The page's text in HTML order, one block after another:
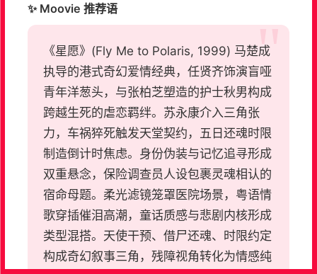
✨ Moovie 推荐语
《星愿》(Fly Me to Polaris, 1999) 马楚成
执导的港式奇幻爱情经典，任贤齐饰演盲哑
青年洋葱头，与张柏芝塑造的护士秋男构成
跨越生死的虐恋羁绊。苏永康介入三角张
力，车祸猝死触发天堂契约，五日还魂时限
制造倒计时焦虑。身份伪装与记忆追寻形成
双重悬念，保险调查员人设包裹灵魂相认的
宿命母题。柔光滤镜笼罩医院场景，粤语情
歌穿插催泪高潮，童话质感与悲剧内核形成
类型混搭。天使干预、借尸还魂、时限约定
构成奇幻叙事三角，残障视角转化为情感纯